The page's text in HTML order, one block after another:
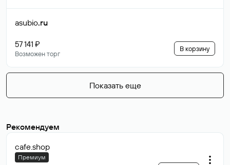
asubio.ru
57 141 ₽
Возможен торг
В корзину
Показать еще
Рекомендуем
cafe.shop
Премиум